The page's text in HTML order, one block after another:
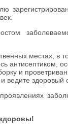
местах, в
антисептиком,
и
ведите здоровый